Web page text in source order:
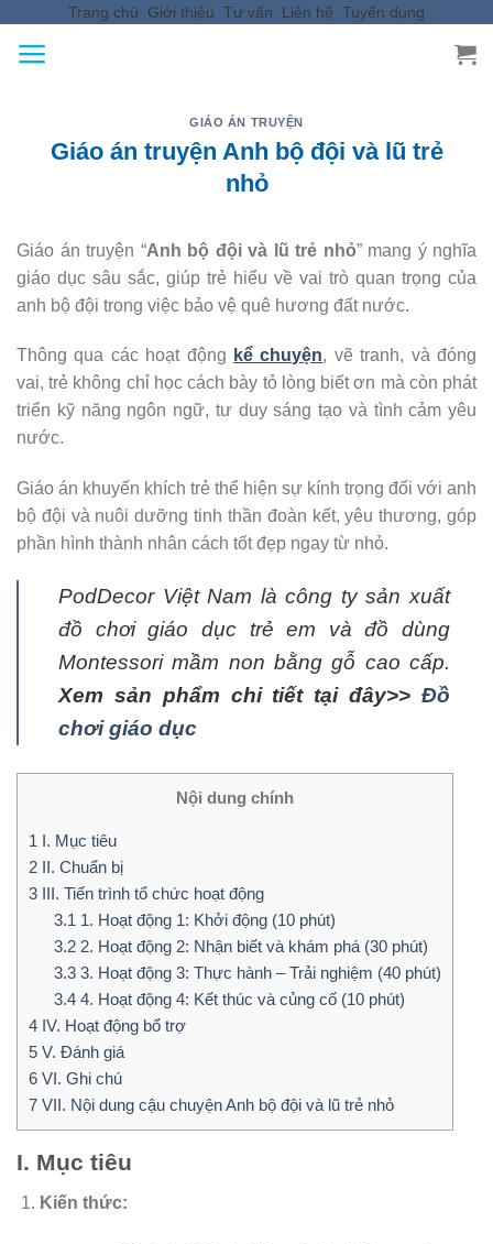
content
Trang chủ Giới thiệu Tư vấn Liên hệ Tuyển dụng
GIÁO ÁN TRUYỆN
Giáo án truyện Anh bộ đội và lũ trẻ
nhỏ
Giáo án truyện “Anh bộ đội và lũ trẻ nhỏ” mang ý nghĩa
giáo dục sâu sắc, giúp trẻ hiểu về vai trò quan trọng của
anh bộ đội trong việc bảo vệ quê hương đất nước.
Thông qua các hoạt động kể chuyện, vẽ tranh, và đóng
vai, trẻ không chỉ học cách bày tỏ lòng biết ơn mà còn phát
triển kỹ năng ngôn ngữ, tư duy sáng tạo và tình cảm yêu
nước.
Giáo án khuyến khích trẻ thể hiện sự kính trọng đối với anh
bộ đội và nuôi dưỡng tinh thần đoàn kết, yêu thương, góp
phần hình thành nhân cách tốt đẹp ngay từ nhỏ.
PodDecor Việt Nam là công ty sản xuất
đồ chơi giáo dục trẻ em và đồ dùng
Montessori mầm non bằng gỗ cao cấp.
Xem sản phẩm chi tiết tại đây>>Đồ
chơi giáo dục
Nội dung chính
1 I. Mục tiêu
2 II. Chuẩn bị
3 III. Tiến trình tổ chức hoạt động
3.1 1. Hoạt động 1: Khởi động (10 phút)
3.22. Hoạt động 2: Nhận biết và khám phá (30 phút)
3.33. Hoạt động 3: Thực hành – Trải nghiệm (40 phút)
3.44. Hoạt động 4: Kết thúc và củng cố (10 phút)
4 IV. Hoạt động bổ trợ
5 V. Đánh giá
6 VI. Ghi chú
7 VII. Nội dung cậu chuyện Anh bộ đội và lũ trẻ nhỏ
I. Mục tiêu
Kiến thức: